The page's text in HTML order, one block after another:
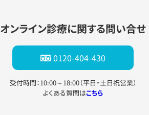
オンライン診療に関する問い合せ
0120-404-430
受付時間：10:00～18:00（平日・土日祝営業）
よくある質問はこちら